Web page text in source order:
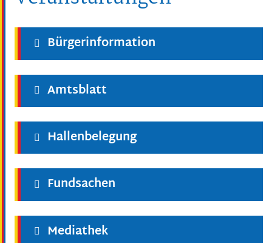
Bürgerinformation
Amtsblatt
Hallenbelegung
Fundsachen
Mediathek